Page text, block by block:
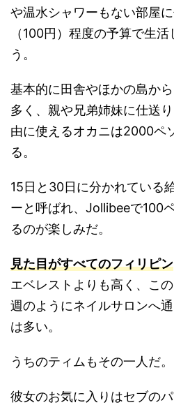
や温水シャワーもない部屋
（100円）程度の予算で生
う。
基本的に田舎やほかの島か
多く、親や兄弟姉妹に仕送
由に使えるオカニは2000ペ
る。
15日と30日に分かれている
ーと呼ばれ、Jollibeeで100
るのが楽しみだ。
見た目がすべてのフィリピン
エベレストよりも高く、こ
週のようにネイルサロンへ
は多い。
うちのティムもその一人だ。
彼女のお気に入りはセブの